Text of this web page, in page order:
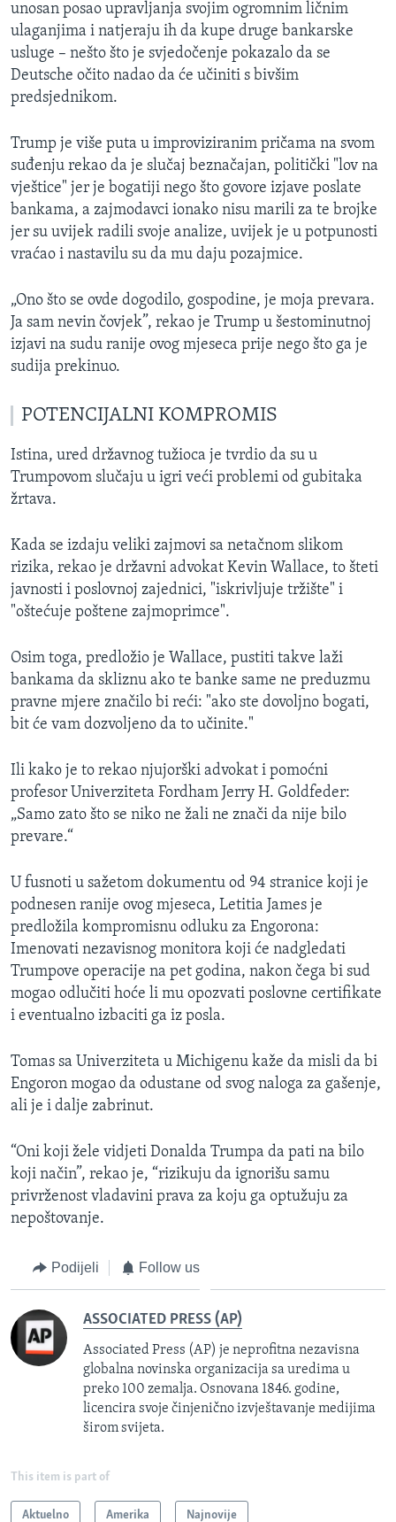
unosan posao upravljanja svojim ogromnim ličnim
ulaganjima i natjeraju ih da kupe druge bankarske
usluge – nešto što je svjedočenje pokazalo da se
Deutsche očito nadao da će učiniti s bivšim
predsjednikom.
Trump je više puta u improviziranim pričama na svom
suđenju rekao da je slučaj beznačajan, politički "lov na
vještice" jer je bogatiji nego što govore izjave poslate
bankama, a zajmodavci ionako nisu marili za te brojke
jer su uvijek radili svoje analize, uvijek je u potpunosti
vraćao i nastavilu su da mu daju pozajmice.
„Ono što se ovde dogodilo, gospodine, je moja prevara.
Ja sam nevin čovjek”, rekao je Trump u šestominutnoj
izjavi na sudu ranije ovog mjeseca prije nego što ga je
sudija prekinuo.
POTENCIJALNI KOMPROMIS
Istina, ured državnog tužioca je tvrdio da su u
Trumpovom slučaju u igri veći problemi od gubitaka
žrtava.
Kada se izdaju veliki zajmovi sa netačnom slikom
rizika, rekao je državni advokat Kevin Wallace, to šteti
javnosti i poslovnoj zajednici, "iskrivljuje tržište" i
"oštećuje poštene zajmoprimce".
Osim toga, predložio je Wallace, pustiti takve laži
bankama da skliznu ako te banke same ne preduzmu
pravne mjere značilo bi reći: "ako ste dovoljno bogati,
bit će vam dozvoljeno da to učinite."
Ili kako je to rekao njujorški advokat i pomoćni
profesor Univerziteta Fordham Jerry H. Goldfeder:
„Samo zato što se niko ne žali ne znači da nije bilo
prevare.“
U fusnoti u sažetom dokumentu od 94 stranice koji je
podnesen ranije ovog mjeseca, Letitia James je
predložila kompromisnu odluku za Engorona:
Imenovati nezavisnog monitora koji će nadgledati
Trumpove operacije na pet godina, nakon čega bi sud
mogao odlučiti hoće li mu opozvati poslovne certifikate
i eventualno izbaciti ga iz posla.
Tomas sa Univerziteta u Michigenu kaže da misli da bi
Engoron mogao da odustane od svog naloga za gašenje,
ali je i dalje zabrinut.
“Oni koji žele vidjeti Donalda Trumpa da pati na bilo
koji način”, rekao je, “rizikuju da ignorišu samu
privrženost vladavini prava za koju ga optužuju za
nepoštovanje.
Podijeli Follow us
ASSOCIATED PRESS (AP)
Associated Press (AP) je neprofitna nezavisna
globalna novinska organizacija sa uredima u
preko 100 zemalja. Osnovana 1846. godine,
licencira svoje činjenično izvještavanje medijima
širom svijeta.
This item is part of
Aktuelno Amerika Najnovije